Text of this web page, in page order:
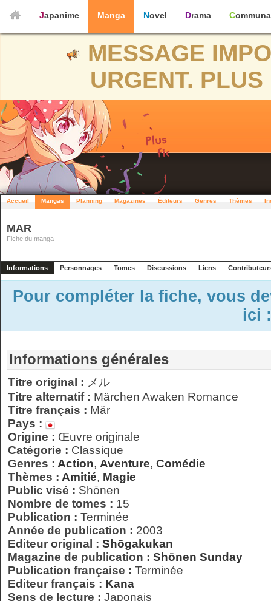
Japanime Manga Novel Drama
MESSAGE
URGENT.
Accueil Mangas Planning Magazines Éditeurs Genres Thèmes
MAR
Fiche du manga
Informations Personnages Tomes Discussions Liens
Pour compléter la fiche, vous
ici
Informations générales
Titre original : メル
Titre alternatif : Märchen Awaken Romance
Titre français : Mär
Pays :
Origine : Œuvre originale
Catégorie : Classique
Genres : Action, Aventure, Comédie
Thèmes : Amitié, Magie
Public visé : Shōnen
Nombre de tomes : 15
Publication : Terminée
Année de publication : 2003
Editeur original : Shōgakukan
Magazine de publication : Shōnen Sunday
Publication française : Terminée
Editeur français : Kana
Sens de lecture : Japonais